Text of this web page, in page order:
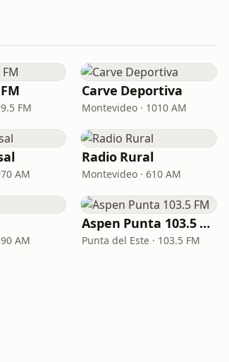
FM
Carve Deportiva
Montevideo · 1010 AM
AM
Radio Rural
Montevideo · 610 AM
AM
Aspen Punta 103.5 FM
Punta del Este · 103.5 FM